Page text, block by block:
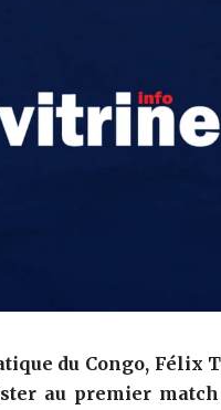
du Congo, Félix
au premier